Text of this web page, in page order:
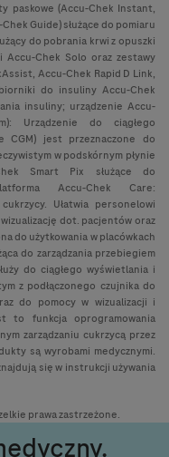
paskowe (Accu-Chek Instant,
Guide) służące do pomiaru
do pobrania krwi z opuszki
Accu-Chek Solo oraz zestawy
Accu-Chek Rapid D Link,
do insuliny Accu-Chek
insuliny; urządzenie Accu-
Urządzenie do ciągłego
CGM) jest przeznaczone do
w podskórnym płynie
Smart Pix służące do
Accu-Chek Care:
Ułatwia personelowi
dot. pacjentów oraz
do użytkowania w placówkach
do zarządzania przebiegiem
do ciągłego wyświetlania i
z podłączonego czujnika do
do pomocy w wizualizacji i
to funkcja oprogramowania
zarządzaniu cukrzycą przez
są wyrobami medycznymi.
się w instrukcji używania
prawa zastrzeżone.